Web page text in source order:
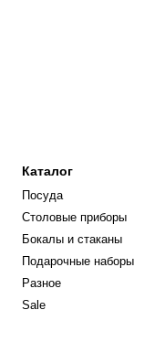
Каталог
Посуда
Столовые приборы
Бокалы и стаканы
Подарочные наборы
Разное
Sale